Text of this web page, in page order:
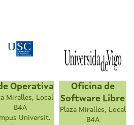
Operativa
Miralles, Local
B4A
Universit.
Oficina de
Software Libre
Plaza Miralles, Local
B4A